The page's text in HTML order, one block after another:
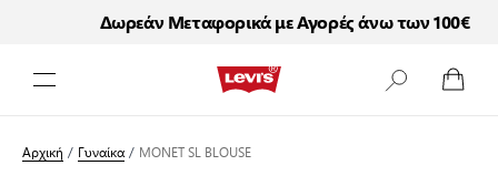
Δωρεάν Μεταφορικά με Αγορές άνω των 100€
Αρχική / Γυναίκα/ MONET SL BLOUSE